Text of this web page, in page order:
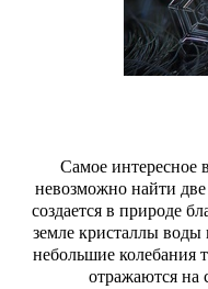
Самое интересное
невозможно найти
создается в природе
земле кристаллы
небольшие колебания
отражаются на